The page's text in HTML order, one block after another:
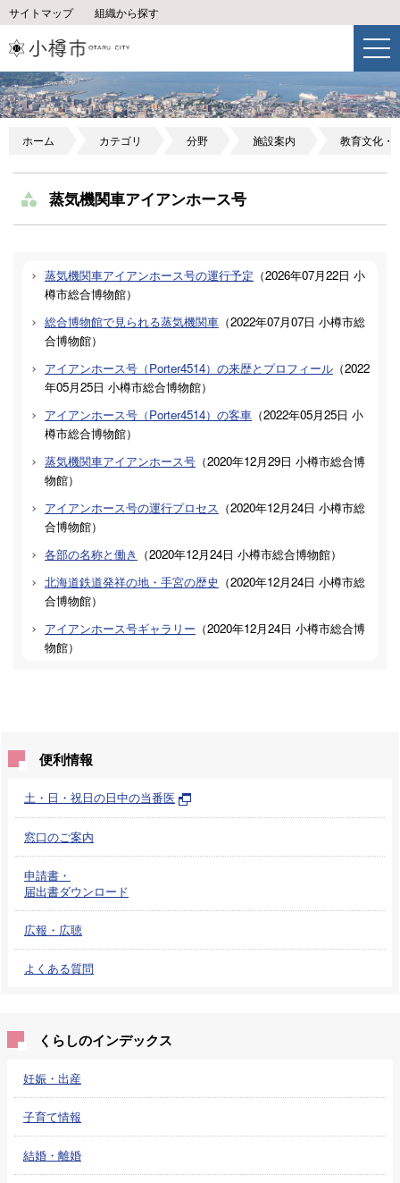
サイトマップ 組織から探す
ホーム カテゴリ 分野 施設案内 教育文化・
蒸気機関車アイアンホース号
蒸気機関車アイアンホース号の運行予定 （2026年07月22日 小
樽市総合博物館）
総合博物館で見られる蒸気機関車 （2022年07月07日 小樽市総
合博物館）
アイアンホース号（Porter4514）の来歴とプロフィール （2022
年05月25日 小樽市総合博物館）
アイアンホース号（Porter4514）の客車 （2022年05月25日 小
樽市総合博物館）
蒸気機関車アイアンホース号 （2020年12月29日 小樽市総合博
物館）
アイアンホース号の運行プロセス （2020年12月24日 小樽市総
合博物館）
各部の名称と働き （2020年12月24日 小樽市総合博物館）
北海道鉄道発祥の地・手宮の歴史 （2020年12月24日 小樽市総
合博物館）
アイアンホース号ギャラリー （2020年12月24日 小樽市総合博
物館）
便利情報
土・日・祝日の日中の当番医
窓口のご案内
申請書・
届出書ダウンロード
広報・広聴
よくある質問
くらしのインデックス
妊娠・出産
子育て情報
結婚・離婚